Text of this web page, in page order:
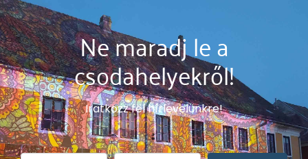
Ne maradj le a
csodahelyekről!
Iratkozz fel hírlevelünkre!